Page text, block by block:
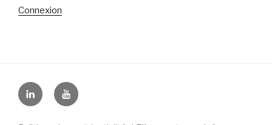
Connexion
LinkedinYouTube